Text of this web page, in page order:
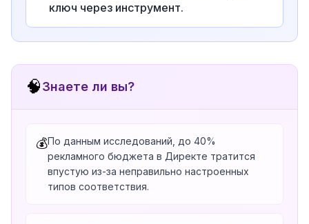
ключ через инструмент.
🧠Знаете ли вы?
💰По данным исследований, до 40%
рекламного бюджета в Директе тратится
впустую из-за неправильно настроенных
типов соответствия.